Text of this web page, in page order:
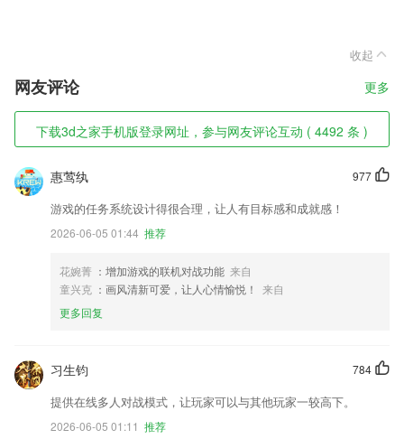
收起
网友评论 更多
下载3d之家手机版登录网址，参与网友评论互动 ( 4492 条 )
977
惠莺纨
游戏的任务系统设计得很合理，让人有目标感和成就感！
2026-06-05 01:44 推荐
花婉菁 ：增加游戏的联机对战功能 来自
童兴克 ：画风清新可爱，让人心情愉悦！
来自
更多回复
784
习生钧
提供在线多人对战模式，让玩家可以与其他玩家一较高下。
2026-06-05 01:11 推荐